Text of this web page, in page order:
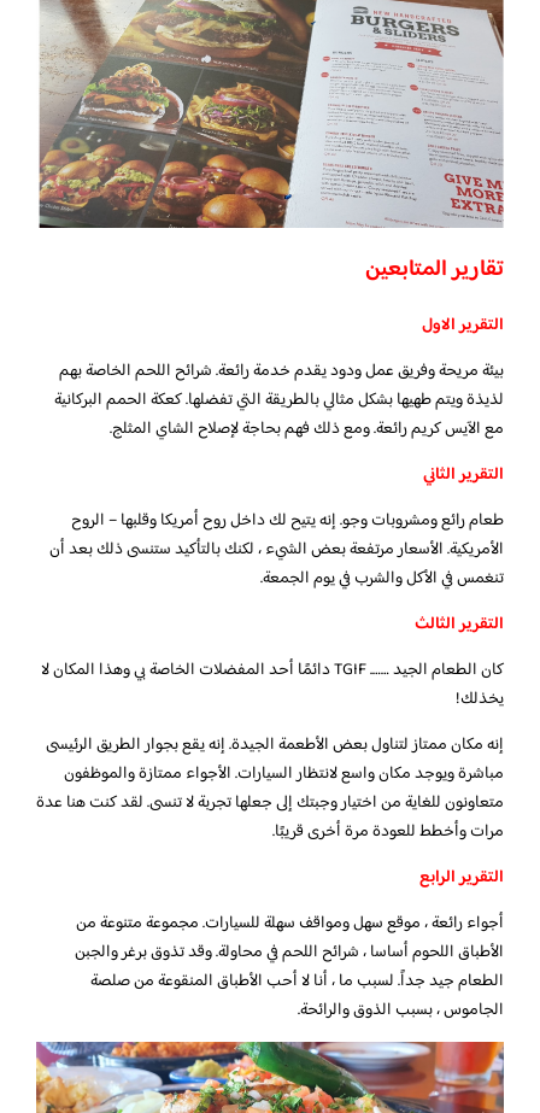
تقارير المتابعين
التقرير الاول
بيئة مريحة وفريق عمل ودود يقدم خدمة رائعة. شرائح اللحم الخاصة بهم
لذيذة ويتم طهيها بشكل مثالي بالطريقة التي تفضلها. كعكة الحمم البركانية
مع الآيس كريم رائعة. ومع ذلك فهم بحاجة لإصلاح الشاي المثلج.
التقرير الثاني
طعام رائع ومشروبات وجو. إنه يتيح لك داخل روح أمريكا وقلبها – الروح
الأمريكية. الأسعار مرتفعة بعض الشيء ، لكنك بالتأكيد ستنسى ذلك بعد أن
تنغمس في الأكل والشرب في يوم الجمعة.
التقرير الثالث
كان الطعام الجيد ……. TGIF دائمًا أحد المفضلات الخاصة بي وهذا المكان لا
يخذلك!
إنه مكان ممتاز لتناول بعض الأطعمة الجيدة. إنه يقع بجوار الطريق الرئيسى
مباشرة ويوجد مكان واسع لانتظار السيارات. الأجواء ممتازة والموظفون
متعاونون للغاية من اختيار وجبتك إلى جعلها تجربة لا تنسى. لقد كنت هنا عدة
مرات وأخطط للعودة مرة أخرى قريبًا.
التقرير الرابع
أجواء رائعة ، موقع سهل ومواقف سهلة للسيارات. مجموعة متنوعة من
الأطباق اللحوم أساسا ، شرائح اللحم في محاولة. وقد تذوق برغر والجبن
الطعام جيد جداً. لسبب ما ، أنا لا أحب الأطباق المنقوعة من صلصة
الجاموس ، بسبب الذوق والرائحة.